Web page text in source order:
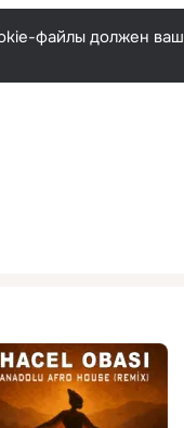
Русскийфайлы должен ваш